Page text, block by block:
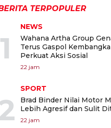
TERPOPULER
1
NEWS
Wahana Artha Group
Terus Gaspol
Perkuat Aksi Sosial
22 jam
SPORT
Brad Binder Nilai Motor
Lebih Agresif dan Sulit
22 jam